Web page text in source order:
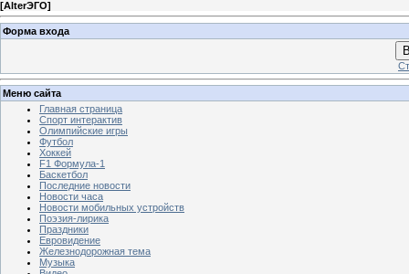
[AlterЭГО]
Форма входа
Меню сайта
Главная страница
Спорт интерактив
Олимпийские игры
Футбол
Хоккей
F1 Формула-1
Баскетбол
Последние новости
Новости часа
Новости мобильных устройств
Поэзия-лирика
Праздники
Евровидение
Железнодорожная тема
Музыка